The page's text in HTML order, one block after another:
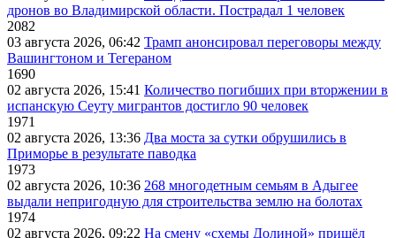
дронов во Владимирской области. Пострадал 1 человек
2082
03 августа 2026, 06:42 Трамп анонсировал переговоры между
Вашингтоном и Тегераном
1690
02 августа 2026, 15:41 Количество погибших при вторжении в
испанскую Сеуту мигрантов достигло 90 человек
1971
02 августа 2026, 13:36 Два моста за сутки обрушились в
Приморье в результате паводка
1973
02 августа 2026, 10:36 268 многодетным семьям в Адыгее
выдали непригодную для строительства землю на болотах
1974
02 августа 2026, 09:22 На смену «схемы Долиной» пришёл